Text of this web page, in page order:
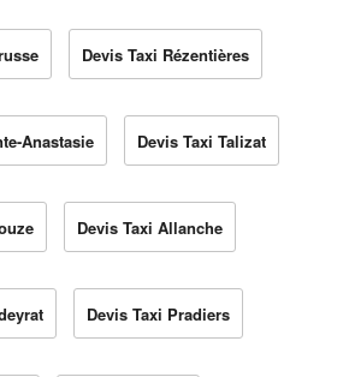
Devis Taxi Rézentières
Anastasie Devis Taxi Talizat
Devis Taxi Allanche
Devis Taxi Pradiers